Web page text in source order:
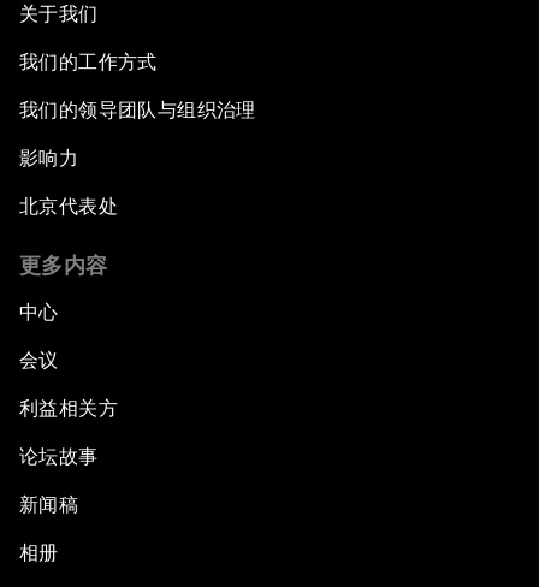
关于我们
我们的工作方式
我们的领导团队与组织治理
影响力
北京代表处
更多内容
中心
会议
利益相关方
论坛故事
新闻稿
相册